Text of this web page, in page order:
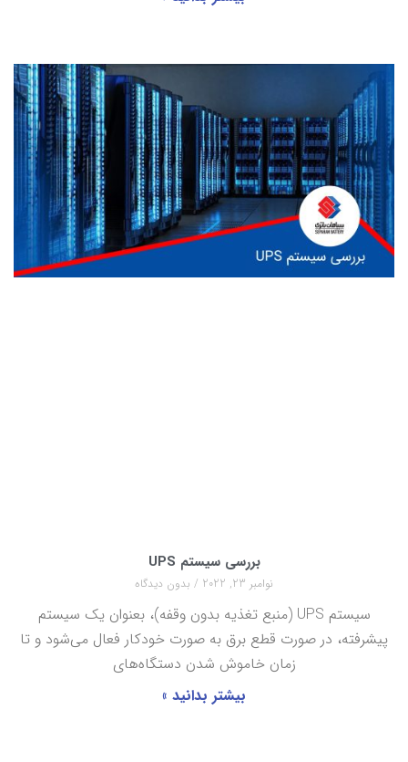
بررسی سیستم UPS
نوامبر 23, 2022 بدون دیدگاه
سیستم UPS (منبع تغذیه بدون وقفه)، بعنوان یک سیستم
پیشرفته، در صورت قطع برق به ‌صورت خودکار فعال می‌شود و تا
زمان خاموش شدن دستگاه‌های
بیشتر بدانید »